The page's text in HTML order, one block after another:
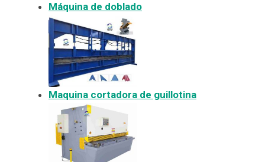
Máquina de doblado
Maquina cortadora de guillotina